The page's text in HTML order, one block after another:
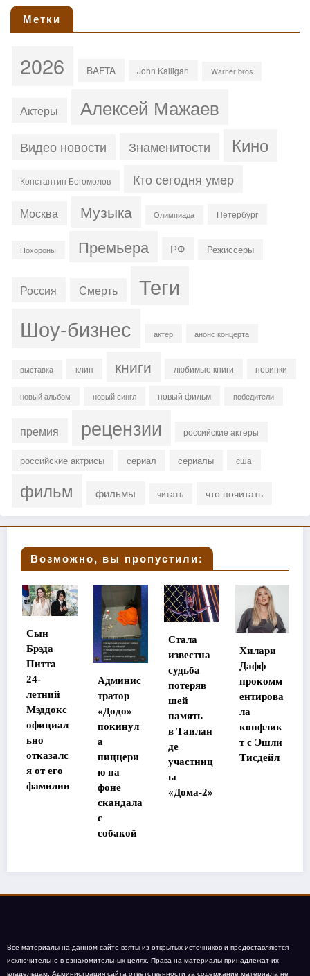
Метки
2026 BAFTA John Kalligan Warner bros
Актеры Алексей Мажаев
Видео новости Знаменитости Кино
Константин Богомолов Кто сегодня умер
Москва Музыка Олимпиада Петербург
Похороны Премьера РФ Режиссеры
Россия Смерть Теги
Шоу-бизнес актер анонс концерта
выставка клип книги любимые книги новинки
новый альбом новый сингл новый фильм победители
премия рецензии российские актеры
российские актрисы сериал сериалы сша
фильм фильмы читать что почитать
Возможно, вы пропустили:
тратор
«Додо»
покинул
а
пиццери
ю на
фоне
Стала
известна
потеряв
шей
память
в Таилан
участниц
ы
«Дома-2»
Хилари
Дафф
прокомм
ентирова
ла
конфлик
Тисдейл
Мэтт
Диллон
станет
главным
героем
«Великол
епной
семерки»
Все материалы на данном сайте взяты из открытых источников и предоставляются
исключительно в ознакомительных целях. Права на материалы принадлежат их
владельцам. Администрация сайта ответственности за содержание материала не